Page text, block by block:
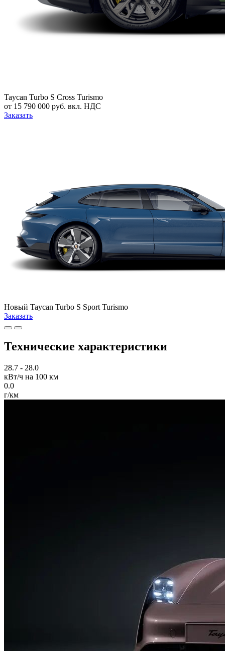
Taycan Turbo S Cross Turismo
от 15 790 000 руб. вкл. НДС
Заказать
Новый Taycan Turbo S Sport Turismo
Заказать
Технические характеристики
28.7 - 28.0
кВт/ч на 100 км
0.0
г/км